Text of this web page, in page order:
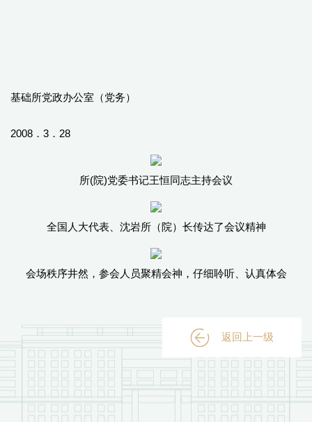
基础所党政办公室（党务）
2008．3．28
所(院)党委书记王恒同志主持会议
全国人大代表、沈岩所（院）长传达了会议精神
会场秩序井然，参会人员聚精会神，仔细聆听、认真体会
返回上一级